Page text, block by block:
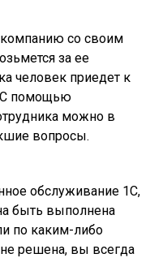
со своим
за ее
человек приедет к
С помощью
можно в
вопросы.
обслуживание 1С,
быть выполнена
по каким-либо
решена, вы всегда